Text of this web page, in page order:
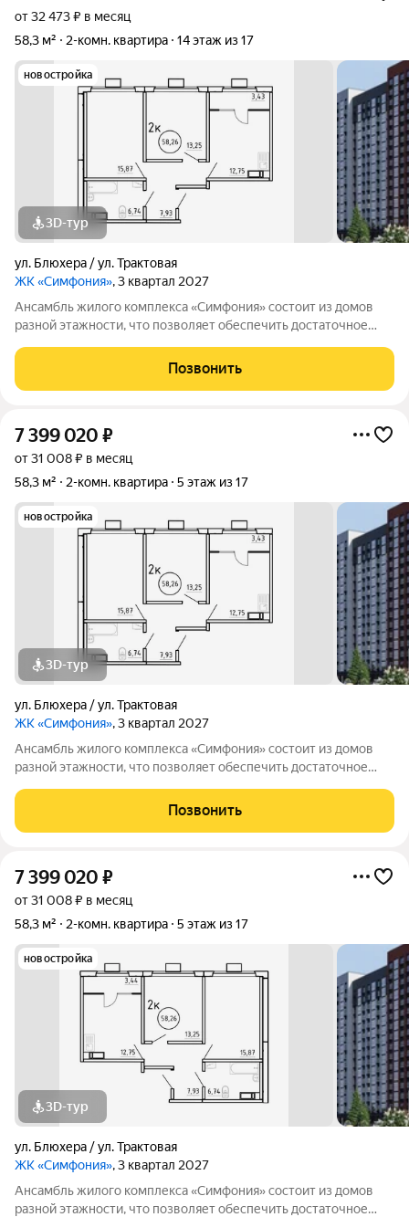
от 32 473 ₽ в месяц
58,3 м²
2-комн. квартира 14 этаж из 17
новостройка
3D-тур
ул. Блюхера / ул. Трактовая
ЖК «Симфония», 3 квартал 2027
Ансамбль жилого комплекса «Симфония» состоит из домов
разной этажности, что позволяет обеспечить достаточное
времени и предлагаем квартиры с уже готовой базовой
отделкой. Заезжайте и живите! ЖК
Позвонить
7 399 020 ₽
от 31 008 ₽ в месяц
58,3 м²
2-комн. квартира 5 этаж из 17
новостройка
3D-тур
ул. Блюхера / ул. Трактовая
ЖК «Симфония», 3 квартал 2027
Ансамбль жилого комплекса «Симфония» состоит из домов
разной этажности, что позволяет обеспечить достаточное
времени и предлагаем квартиры с уже готовой базовой
отделкой. Заезжайте и живите! ЖК
Позвонить
7 399 020 ₽
от 31 008 ₽ в месяц
58,3 м²
2-комн. квартира 5 этаж из 17
новостройка
3D-тур
ул. Блюхера / ул. Трактовая
ЖК «Симфония», 3 квартал 2027
Ансамбль жилого комплекса «Симфония» состоит из домов
разной этажности, что позволяет обеспечить достаточное